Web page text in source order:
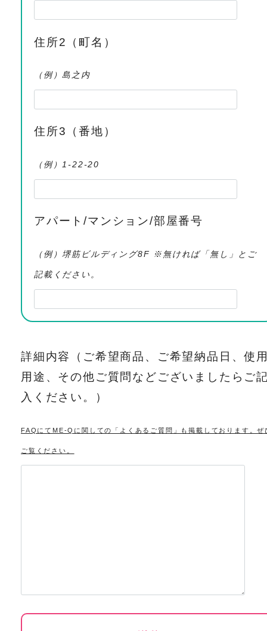
住所2（町名）
（例）島之内
住所3（番地）
（例）1-22-20
アパート/マンション/部屋番号
（例）堺筋ビルディング8F ※無ければ「無し」とご
記載ください。
詳細内容（ご希望商品、ご希望納品日、使
用途、その他ご質問などございましたらご
入ください。）
FAQにてME-Qに関しての「よくあるご質問」も掲載しております。ぜ
ご覧ください。